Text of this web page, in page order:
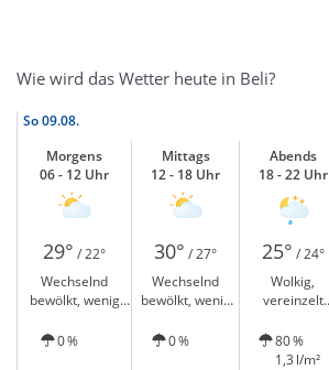
Wie wird das Wetter heute in Beli?
So09.08.
Morgens
06 - 12 Uhr
Mittags
12 - 18 Uhr
Abends
18 - 22 Uhr
29° / 22° 30° / 27° 25° / 24°
Wechselnd
bewölkt, wenig
Wechselnd
bewölkt, wenig
Wolkig,
vereinzelt
0 %
0 %
80 %
1,3 l/m²